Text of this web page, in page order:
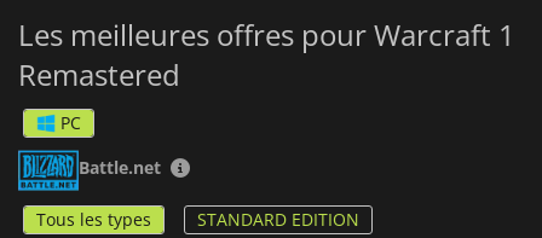
Les meilleures offres pour Warcraft 1
Remastered
PC
Battle.net
Tous les types STANDARD EDITION